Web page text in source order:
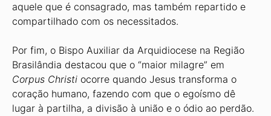
aquele que é consagrado, mas também repartido e
compartilhado com os necessitados.
Por fim, o Bispo Auxiliar da Arquidiocese na Região
Brasilândia destacou que o “maior milagre” em
Corpus Christi ocorre quando Jesus transforma o
coração humano, fazendo com que o egoísmo dê
lugar à partilha, a divisão à união e o ódio ao perdão.